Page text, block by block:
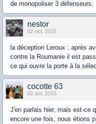
de monopoliser 3 défenseurs.
nestor
02 oct. 2015
la déception Leroux : après
contre la Roumanie il est
ce qui ouvre la porte à la
cocotte 63
02 oct. 2015
J'en parlais hier, mais est-ce
encore une fois, nous étions